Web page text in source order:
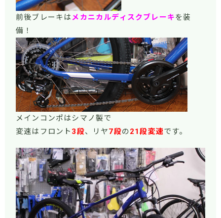
前後ブレーキはメカニカルディスクブレーキを装
備！
メインコンポはシマノ製で
変速はフロント 3段、リヤ7段の 21段変速です。